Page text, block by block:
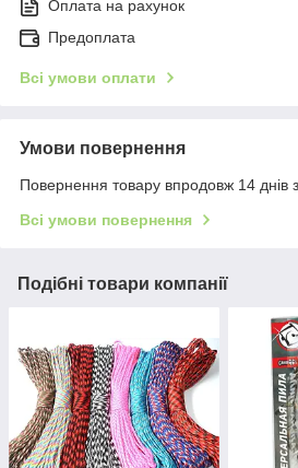
Оплата на рахунок
Предоплата
Всі умови оплати
Умови повернення
Повернення товару впродовж 14 днів
Всі умови повернення
Подібні товари компанії